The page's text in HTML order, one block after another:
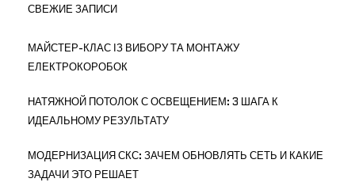
СВЕЖИЕ ЗАПИСИ
МАЙСТЕР-КЛАС ІЗ ВИБОРУ ТА МОНТАЖУ
ЕЛЕКТРОКОРОБОК
НАТЯЖНОЙ ПОТОЛОК С ОСВЕЩЕНИЕМ: 3 ШАГА К
ИДЕАЛЬНОМУ РЕЗУЛЬТАТУ
МОДЕРНИЗАЦИЯ СКС: ЗАЧЕМ ОБНОВЛЯТЬ СЕТЬ И КАКИЕ
ЗАДАЧИ ЭТО РЕШАЕТ